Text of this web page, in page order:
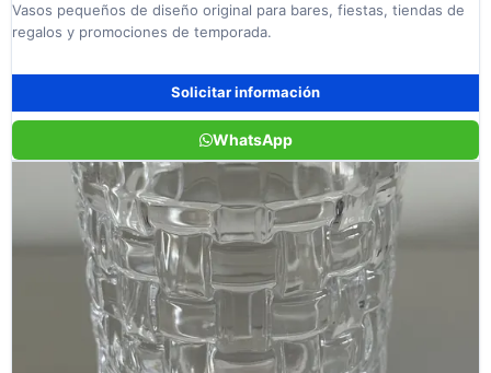
Vasos pequeños de diseño original para bares, fiestas, tiendas de
regalos y promociones de temporada.
Solicitar información
WhatsApp